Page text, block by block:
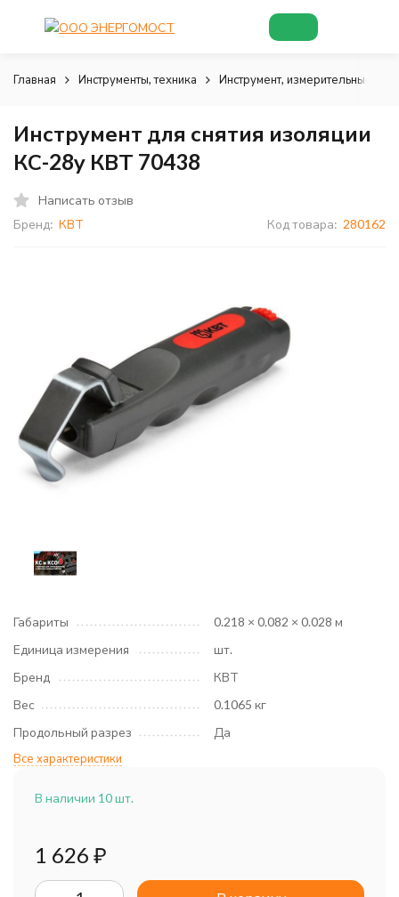
Главная Инструменты, техника Инструмент, измерительные
Инструмент для снятия изоляции
КС-28у КВТ 70438
Написать отзыв
Бренд: КВТ Код товара: 280162
Габариты
0.218 × 0.082 × 0.028 м
Единица измерения
шт.
Бренд
КВТ
Вес
0.1065 кг
Продольный разрез
Да
Все характеристики
В наличии 10 шт.
1 626 ₽